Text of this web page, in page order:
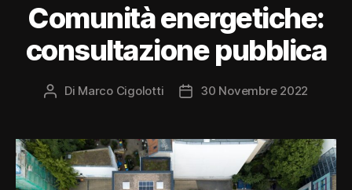
Comunità energetiche:
consultazione pubblica
Autore
Di Marco Cigolotti
Data30 Novembre 2022